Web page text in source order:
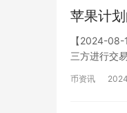
苹果计
【2024-
三方进行交
币资讯